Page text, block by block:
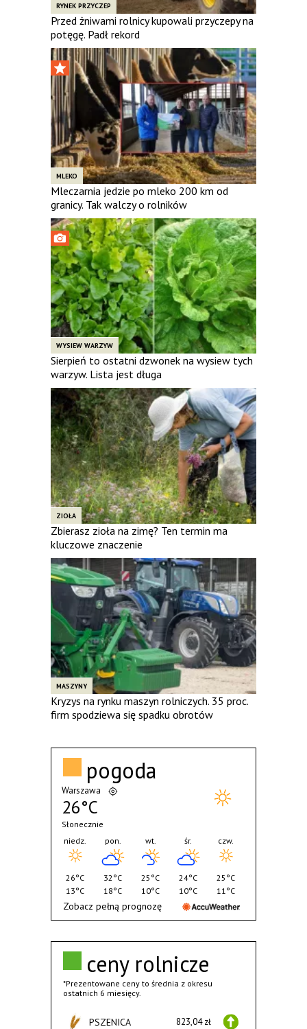
RYNEK PRZYCZEP
Przed żniwami rolnicy kupowali przyczepy na
potęgę. Padł rekord
MLEKO
Mleczarnia jedzie po mleko 200 km od
granicy. Tak walczy o rolników
WYSIEW WARZYW
Sierpień to ostatni dzwonek na wysiew tych
warzyw. Lista jest długa
ZIOŁA
Zbierasz zioła na zimę? Ten termin ma
kluczowe znaczenie
MASZYNY
Kryzys na rynku maszyn rolniczych. 35 proc.
firm spodziewa się spadku obrotów
ceny rolnicze
*Prezentowane ceny to średnia z okresu
ostatnich 6 miesięcy.
PSZENICA 823,04 zł
pogoda
Warszawa
26°C
Słonecznie
niedz.
26°C
13°C
pon.
32°C
18°C
wt.
25°C
10°C
śr.
24°C
10°C
czw.
25°C
11°C
Zobacz pełną prognozę